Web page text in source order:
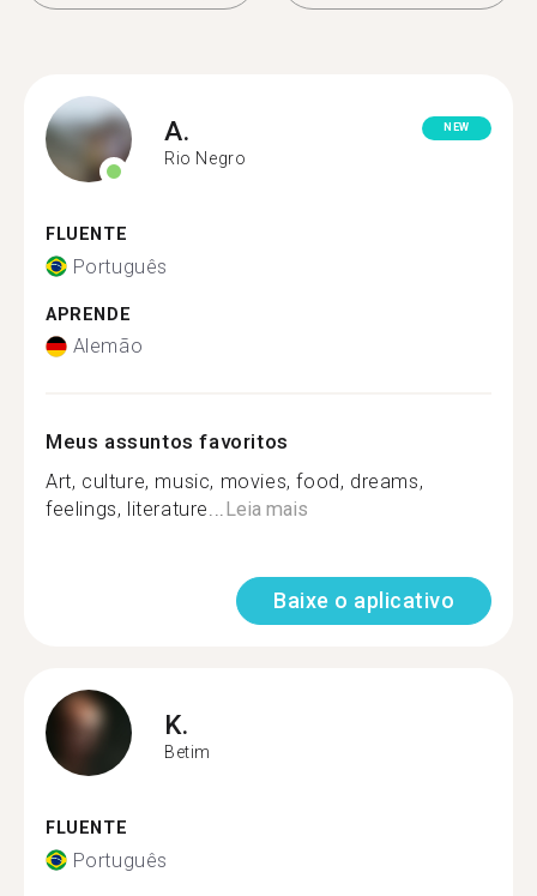
A.
Rio Negro
NEW
FLUENTE
Português
APRENDE
Alemão
Meus assuntos favoritos
Art, culture, music, movies, food, dreams,
feelings, literature...Leia mais
Baixe o aplicativo
K.
Betim
FLUENTE
Português